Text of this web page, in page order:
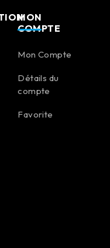
MON
COMPTE
Mon Compte
Détails du
compte
Favorite